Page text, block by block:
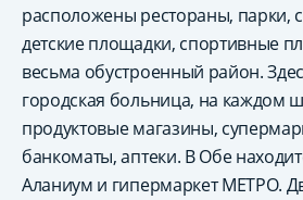
расположены рестораны, парки,
детские площадки, спортивные
весьма обустроенный район.
городская больница, на каждом
продуктовые магазины,
банкоматы, аптеки. В Обе
Аланиум и гипермаркет МЕТРО.